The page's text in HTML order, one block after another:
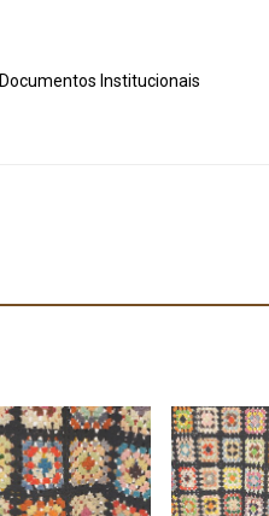
Documentos Institucionais